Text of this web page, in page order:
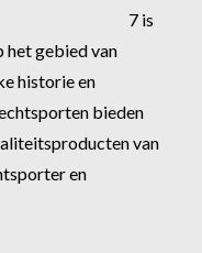
7 is
het gebied van
historie en
bieden
van
en